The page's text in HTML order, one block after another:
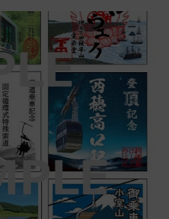
内は落ち着いたゆとりある空間
に